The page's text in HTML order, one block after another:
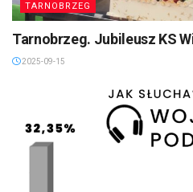
TARNOBRZEG
Tarnobrzeg. Jubileusz KS
2025-09-15